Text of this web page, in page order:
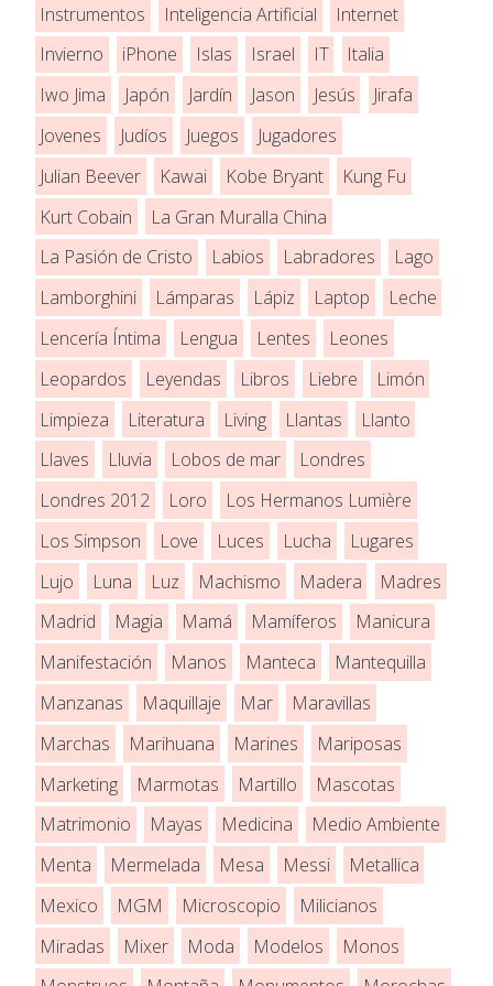
Instrumentos
Inteligencia Artificial
Internet
Invierno
iPhone Islas Israel IT
Italia
Iwo Jima
Japón Jardín Jason Jesús
Jirafa
Jovenes
Judíos Juegos
Jugadores
Julian Beever
Kawai Kobe Bryant
Kung Fu
Kurt Cobain
La Gran Muralla China
La Pasión de Cristo
Labios Labradores
Lago
Lamborghini
Lámparas Lápiz Laptop
Leche
Lencería Íntima
Lengua Lentes
Leones
Leopardos
Leyendas Libros Liebre
Limón
Limpieza
Literatura Living Llantas
Llanto
Llaves
Lluvia Lobos de mar
Londres
Londres 2012
Loro
Los Hermanos Lumière
Los Simpson
Love Luces Lucha
Lugares
Lujo
Luna Luz Machismo Madera
Madres
Madrid
Magia Mamá Mamíferos
Manicura
Manifestación
Manos Manteca
Mantequilla
Manzanas
Maquillaje Mar
Maravillas
Marchas
Marihuana Marines
Mariposas
Marketing
Marmotas Martillo
Mascotas
Matrimonio
Mayas Medicina
Medio Ambiente
Menta
Mermelada Mesa Messi
Metallica
Mexico
MGM Microscopio
Milicianos
Miradas
Mixer Moda Modelos
Monos